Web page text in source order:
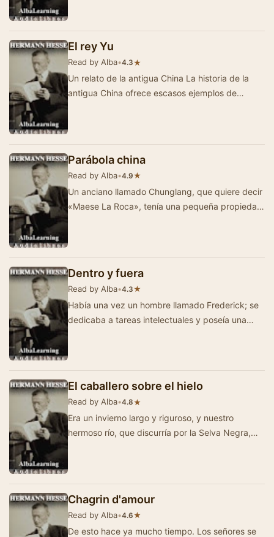
El rey Yu
Read by Alba•4.3★
Un relato de la antigua China La historia de la
antigua China ofrece escasos ejemplos de
Parábola china
Read by Alba•4.9★
Un anciano llamado Chunglang, que quiere decir
«Maese La Roca», tenía una pequeña propiedad
Dentro y fuera
Read by Alba•4.3★
Había una vez un hombre llamado Frederick; se
dedicaba a tareas intelectuales y poseía una
El caballero sobre el hielo
Read by Alba•4.8★
Era un invierno largo y riguroso, y nuestro
hermoso río, que discurría por la Selva Negra,
Chagrin d'amour
Read by Alba•4.6★
De esto hace ya mucho tiempo. Los señores se